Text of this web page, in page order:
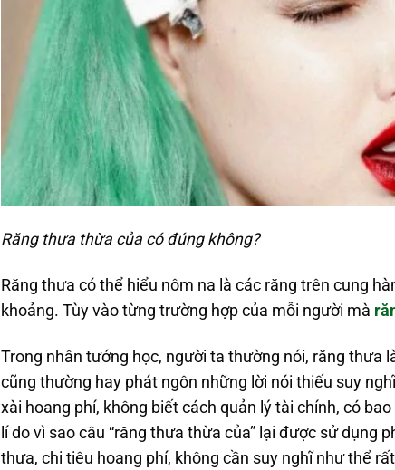
Răng thưa thừa của có đúng không?
Răng thưa có thể hiểu nôm na là các răng trên cung
khoảng. Tùy vào từng trường hợp của mỗi người mà
Trong nhân tướng học, người ta thường nói, răng thưa
cũng thường hay phát ngôn những lời nói thiếu suy
xài hoang phí, không biết cách quản lý tài chính, có
lí do vì sao câu “răng thưa thừa của” lại được sử dụng
thưa, chi tiêu hoang phí, không cần suy nghĩ như thể